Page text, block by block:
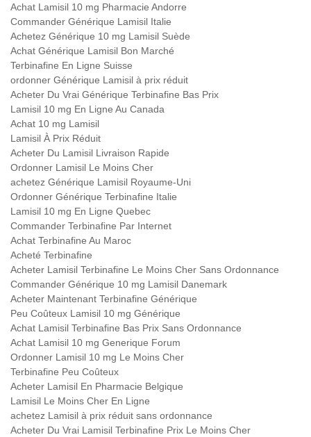
Achat Lamisil 10 mg Pharmacie Andorre
Commander Générique Lamisil Italie
Achetez Générique 10 mg Lamisil Suède
Achat Générique Lamisil Bon Marché
Terbinafine En Ligne Suisse
ordonner Générique Lamisil à prix réduit
Acheter Du Vrai Générique Terbinafine Bas Prix
Lamisil 10 mg En Ligne Au Canada
Achat 10 mg Lamisil
Lamisil À Prix Réduit
Acheter Du Lamisil Livraison Rapide
Ordonner Lamisil Le Moins Cher
achetez Générique Lamisil Royaume-Uni
Ordonner Générique Terbinafine Italie
Lamisil 10 mg En Ligne Quebec
Commander Terbinafine Par Internet
Achat Terbinafine Au Maroc
Acheté Terbinafine
Acheter Lamisil Terbinafine Le Moins Cher Sans Ordonnance
Commander Générique 10 mg Lamisil Danemark
Acheter Maintenant Terbinafine Générique
Peu Coûteux Lamisil 10 mg Générique
Achat Lamisil Terbinafine Bas Prix Sans Ordonnance
Achat Lamisil 10 mg Generique Forum
Ordonner Lamisil 10 mg Le Moins Cher
Terbinafine Peu Coûteux
Acheter Lamisil En Pharmacie Belgique
Lamisil Le Moins Cher En Ligne
achetez Lamisil à prix réduit sans ordonnance
Acheter Du Vrai Lamisil Terbinafine Prix Le Moins Cher